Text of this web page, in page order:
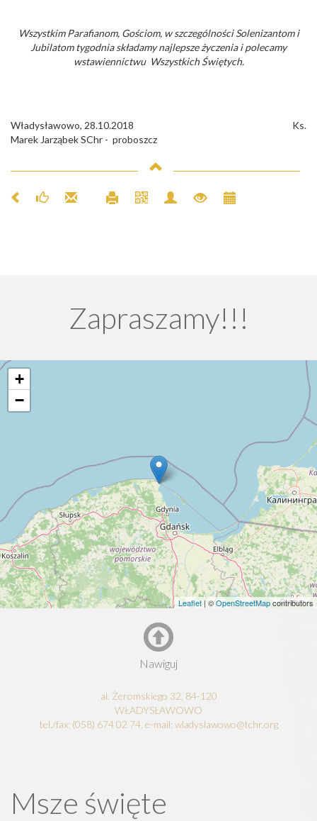
Wszystkim Parafianom, Gościom, w szczególności Solenizantom i
Jubilatom tygodnia składamy najlepsze życzenia i polecamy
wstawiennictwu Wszystkich Świętych.
Władysławowo, 28.10.2018 Ks.
Marek Jarząbek SChr - proboszcz
Zapraszamy!!!
+
−
Leaflet | ©OpenStreetMapcontributors
Nawiguj
al. Żeromskiego 32, 84-120
WŁADYSŁAWOWO
tel./fax: (058) 674 02 74, e-mail: wladyslawowo@tchr.org
Msze święte